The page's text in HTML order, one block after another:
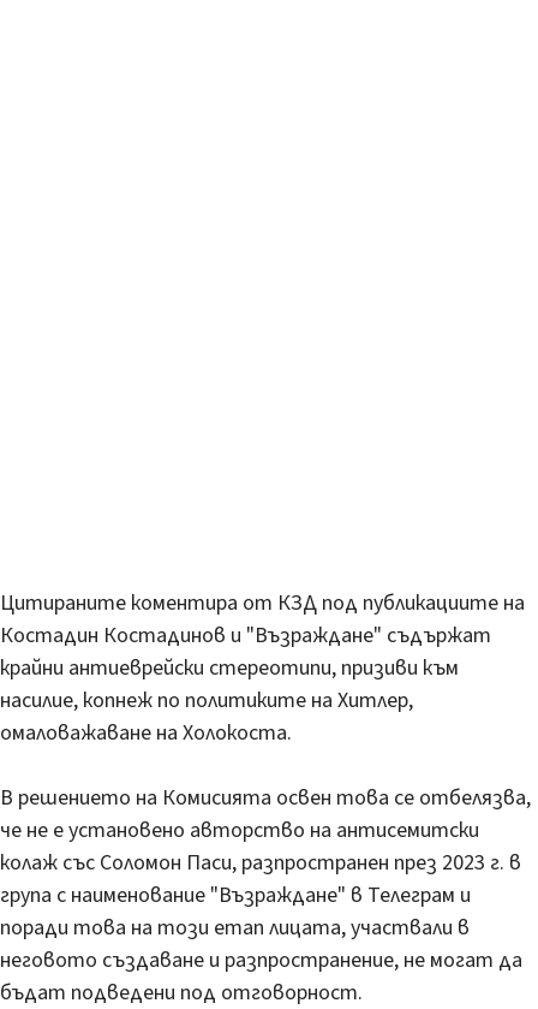
Цитираните коментира от КЗД под публикациите на
Костадин Костадинов и "Възраждане" съдържат
крайни антиеврейски стереотипи, призиви към
насилие, копнеж по политиките на Хитлер,
омаловажаване на Холокоста.
В решението на Комисията освен това се отбелязва,
че не е установено авторство на антисемитски
колаж със Соломон Паси, разпространен през 2023 г. в
група с наименование "Възраждане" в Телеграм и
поради това на този етап лицата, участвали в
неговото създаване и разпространение, не могат да
бъдат подведени под отговорност.